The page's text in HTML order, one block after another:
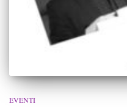
EVENTI